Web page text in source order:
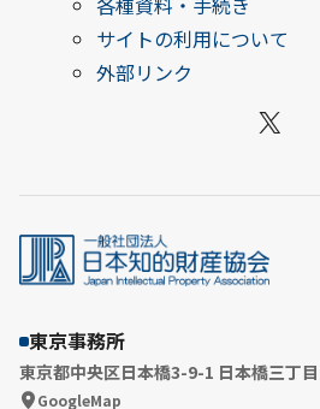
サイトの利用について
外部リンク
X
東京事務所
東京都中央区日本橋3-9-1 日本橋三丁
GoogleMap